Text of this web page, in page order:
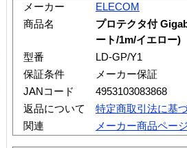
メーカー
ELECOM
商品名
プロテクタ付
ート/1m/イエロー)
型番
LD-GP/Y1
保証条件
メーカー保証
JANコード
4953103083868
返品について
特定商取引法に基
関連
メーカー商品ペー